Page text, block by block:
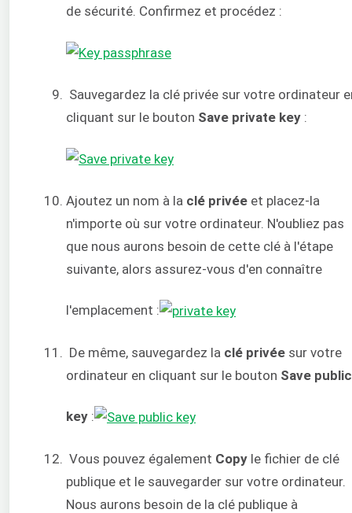
de sécurité. Confirmez et procédez :
Sauvegardez la clé privée sur votre ordinateur
cliquant sur le bouton Save private key :
Ajoutez un nom à la clé privée et placez-la
n'importe où sur votre ordinateur. N'oubliez pas
que nous aurons besoin de cette clé à l'étape
suivante, alors assurez-vous d'en connaître
l'emplacement :
De même, sauvegardez la clé privée sur votre
ordinateur en cliquant sur le bouton Save public
key :
Vous pouvez également Copy le fichier de clé
publique et le sauvegarder sur votre ordinateur.
Nous aurons besoin de la clé publique à